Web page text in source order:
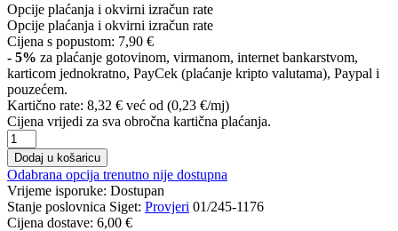
Opcije plaćanja i okvirni izračun rate
Opcije plaćanja i okvirni izračun rate
Cijena s popustom: 7,90 €
- 5% za plaćanje gotovinom, virmanom, internet bankarstvom,
karticom jednokratno, PayCek (plaćanje kripto valutama), Paypal i
pouzećem.
Kartično rate: 8,32 € već od (0,23 €/mj)
Cijena vrijedi za sva obročna kartična plaćanja.
Dodaj u košaricu
Odabrana opcija trenutno nije dostupna
Vrijeme isporuke: Dostupan
Stanje poslovnica Siget: Provjeri 01/245-1176
Cijena dostave: 6,00 €